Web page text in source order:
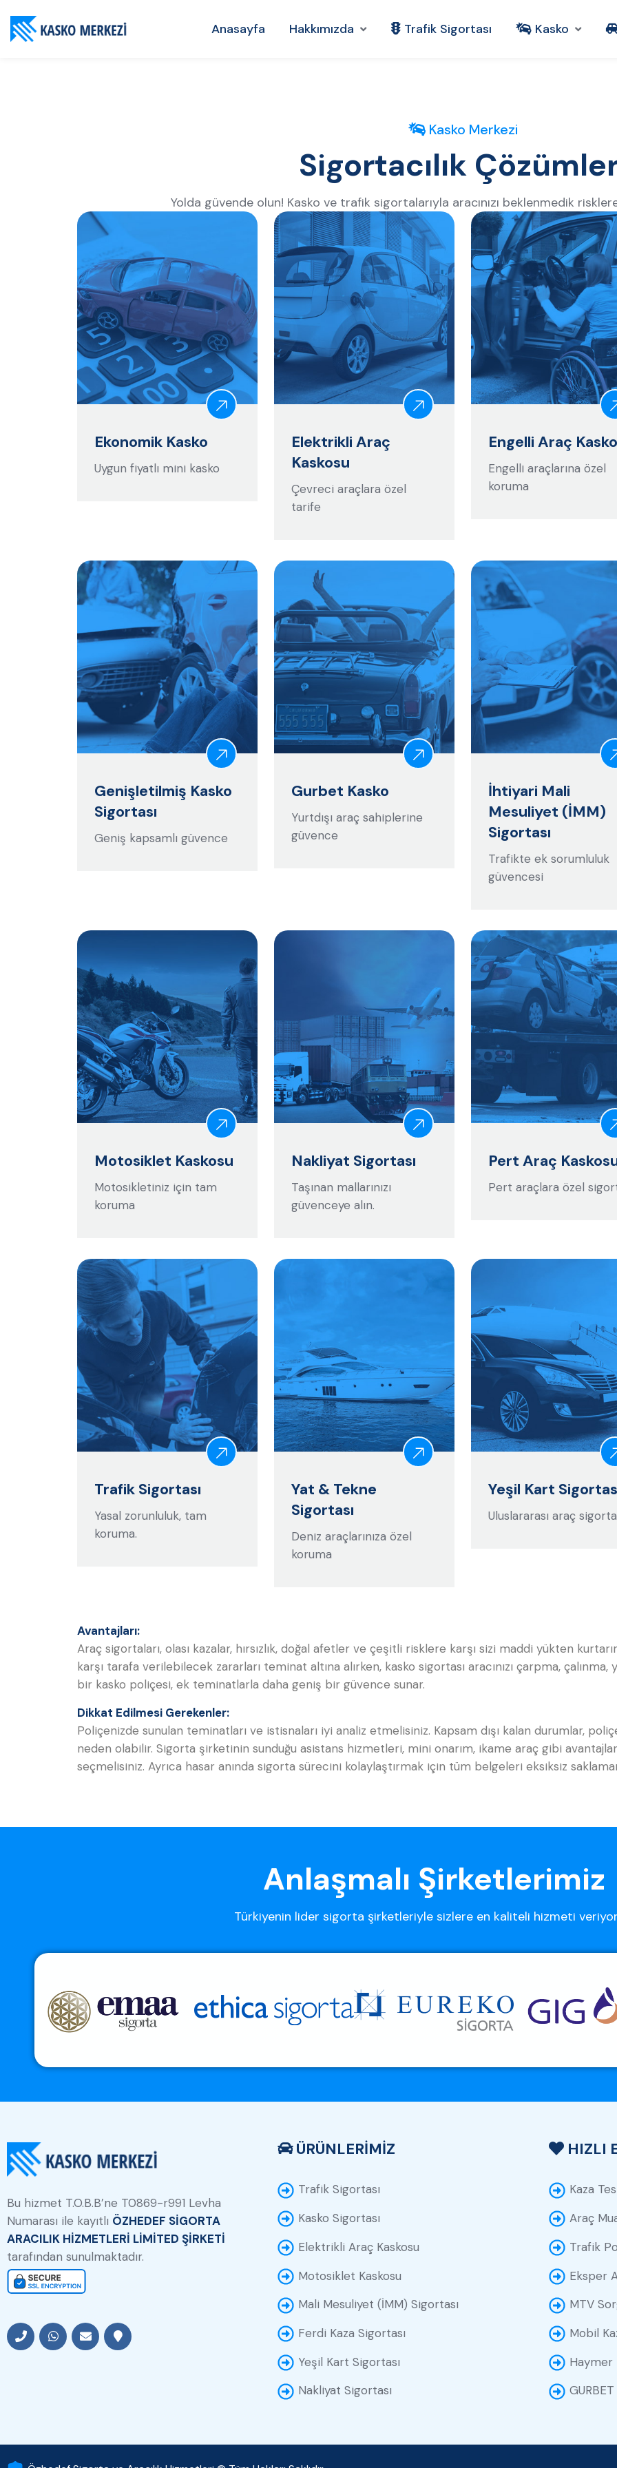
Anasayfa Hakkımızda Trafik Sigortası Kasko
Kasko Merkezi
Sigortacılık
Yolda güvende olun! Kasko ve trafik sigortalarıyla aracınızı beklenmedik
Ekonomik Kasko
Uygun fiyatlı mini kasko
Elektrikli Araç
Kaskosu
Çevreci araçlara özel
tarife
Engelli Araç
Engelli araçlarına özel
koruma
Genişletilmiş Kasko
Sigortası
Geniş kapsamlı güvence
Gurbet Kasko
Yurtdışı araç sahiplerine
güvence
İhtiyari Mali
Mesuliyet (İMM)
Sigortası
Trafikte ek sorumluluk
güvencesi
Motosiklet Kaskosu
Motosikletiniz için tam
koruma
Nakliyat Sigortası
Taşınan mallarınızı
güvenceye alın.
Pert Araç
Pert araçlara özel
Trafik Sigortası
Yasal zorunluluk, tam
koruma.
Yat & Tekne
Sigortası
Deniz araçlarınıza özel
koruma
Yeşil Kart
Uluslararası araç
Avantajları:
Araç sigortaları, olası kazalar, hırsızlık, doğal afetler ve çeşitli risklere karşı sizi maddi yükten
karşı tarafa verilebilecek zararları teminat altına alırken, kasko sigortası aracınızı çarpma,
bir kasko poliçesi, ek teminatlarla daha geniş bir güvence sunar.
Dikkat Edilmesi Gerekenler:
Poliçenizde sunulan teminatları ve istisnaları iyi analiz etmelisiniz. Kapsam dışı kalan durumlar,
neden olabilir. Sigorta şirketinin sunduğu asistans hizmetleri, mini onarım, ikame araç gibi
seçmelisiniz. Ayrıca hasar anında sigorta sürecini kolaylaştırmak için tüm belgeleri eksiksiz
Anlaşmalı Şirketlerimiz
Türkiyenin lider sigorta şirketleriyle sizlere en kaliteli hizmeti
Bu hizmet T.O.B.B’ne T0869-r991 Levha
Numarası ile kayıtlı ÖZHEDEF SİGORTA
ARACILIK HİZMETLERİ LİMİTED ŞİRKETİ
tarafından sunulmaktadır.
ÜRÜNLERİMİZ
Trafik Sigortası
Kasko Sigortası
Elektrikli Araç Kaskosu
Motosiklet Kaskosu
Mali Mesuliyet (İMM) Sigortası
Ferdi Kaza Sigortası
Yeşil Kart Sigortası
Nakliyat Sigortası
HIZLI
Kaza
Araç
Trafik
Eksper
MTV
Mobil
Haymer